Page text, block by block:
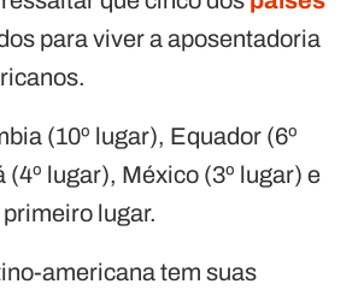
para viver a aposentadoria
(10º lugar), Equador (6º
(4º lugar), México (3º lugar) e
lugar.
americana tem suas